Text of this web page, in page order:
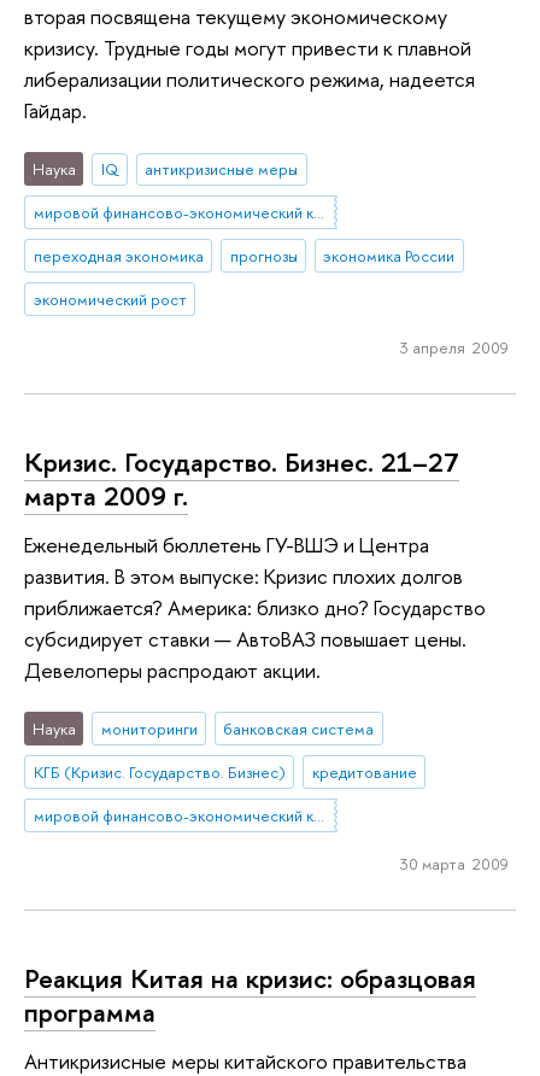
вторая посвящена текущему экономическому
кризису. Трудные годы могут привести к плавной
либерализации политического режима, надеется
Гайдар.
Наука IQ
антикризисные меры
мировой финансово-экономический кризис
переходная экономика
прогнозы
экономика России
экономический рост
3 апреля 2009
Кризис. Государство. Бизнес. 21–27
марта 2009 г.
Еженедельный бюллетень ГУ-ВШЭ и Центра
развития. В этом выпуске: Кризис плохих долгов
приближается? Америка: близко дно? Государство
субсидирует ставки — АвтоВАЗ повышает цены.
Девелоперы распродают акции.
Наука мониторинги
банковская система
КГБ (Кризис. Государство. Бизнес)
кредитование
мировой финансово-экономический кризис
30 марта 2009
Реакция Китая на кризис: образцовая
программа
Антикризисные меры китайского правительства